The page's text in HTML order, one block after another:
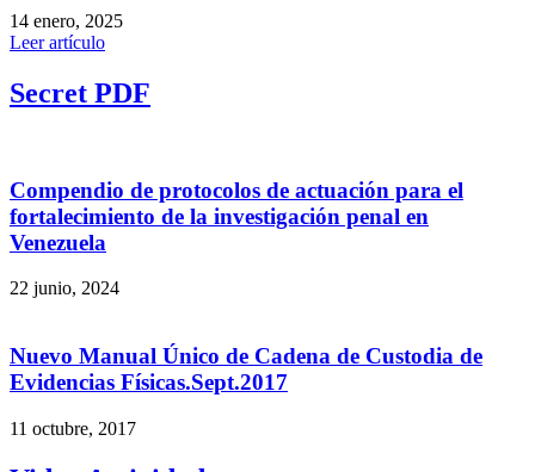
14 enero, 2025
Leer artículo
Secret PDF
Compendio de protocolos de actuación para el
fortalecimiento de la investigación penal en
Venezuela
22 junio, 2024
Nuevo Manual Único de Cadena de Custodia de
Evidencias Físicas.Sept.2017
11 octubre, 2017